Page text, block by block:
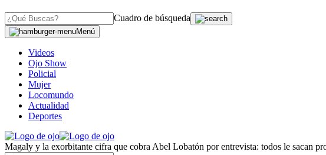
Cuadro de búsqueda
Menú
Videos
Ojo Show
Policial
Mujer
Locomundo
Actualidad
Deportes
Magaly y la exorbitante cifra que cobra Abel Lobatón por entrevista: todos le sacan